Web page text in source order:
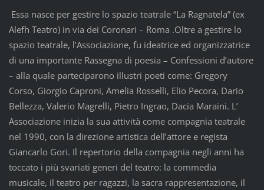
Essa nasce per gestire lo spazio teatrale “La Ragnatela” (ex
Alefh Teatro) in via dei Coronari – Roma .Oltre a gestire lo
spazio teatrale, l’Associazione, fu ideatrice ed organizzatrice
di una importante Rassegna di poesia – Confessioni d’autore
– alla quale parteciparono illustri poeti come: Gregory
Corso, Giorgio Caproni, Amelia Rosselli, Elio Pecora, Dario
Bellezza, Valerio Magrelli, Pietro Ingrao, Dacia Maraini. L’
Associazione inizia la sua attività come compagnia teatrale
nel 1990, con la direzione artistica dell’attore e regista
Giancarlo Gori. Il repertorio della compagnia negli anni ha
toccato i più svariati generi del teatro: la commedia
musicale, il teatro per ragazzi, la sacra rappresentazione, il